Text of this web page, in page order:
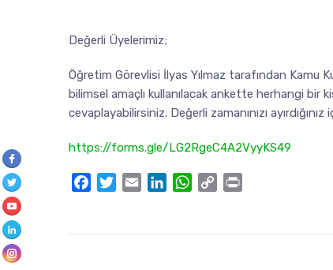
Değerli Üyelerimiz;
Öğretim Görevlisi İlyas Yılmaz tarafından Kamu
bilimsel amaçlı kullanılacak ankette herhangi bir
cevaplayabilirsiniz. Değerli zamanınızı
https://forms.gle/LG2RgeC4A2VyyKS49
FacebookTwitter
Email LinkedInWhatsApp
Copy